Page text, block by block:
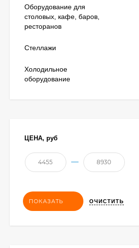
Оборудование для
столовых, кафе, баров,
ресторанов
Стеллажи
Холодильное
оборудование
ЦЕНА, руб
—
ПОКАЗАТЬ ОЧИСТИТЬ